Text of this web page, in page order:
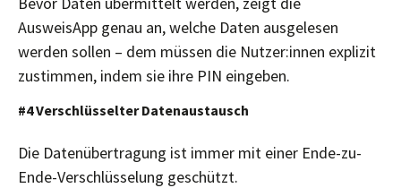
AusweisApp genau an, welche Daten ausgelesen
werden sollen – dem müssen die Nutzer:innen explizit
zustimmen, indem sie ihre PIN eingeben.
#4 Verschlüsselter Datenaustausch
Die Datenübertragung ist immer mit einer Ende-zu-
Ende-Verschlüsselung geschützt.